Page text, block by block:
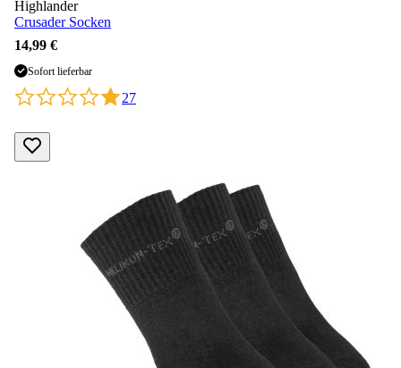
Highlander
Crusader Socken
14,99 €
Sofort lieferbar
27